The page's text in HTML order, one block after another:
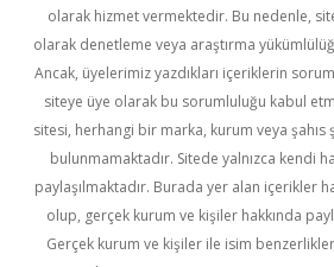
olarak hizmet vermektedir. Bu nedenle,
olarak denetleme veya araştırma
Ancak, üyelerimiz yazdıkları içeriklerin
siteye üye olarak bu sorumluluğu kabul
sitesi, herhangi bir marka, kurum veya şahıs
bulunmamaktadır. Sitede yalnızca kendi
paylaşılmaktadır. Burada yer alan içerikler
olup, gerçek kurum ve kişiler hakkında
Gerçek kurum ve kişiler ile isim